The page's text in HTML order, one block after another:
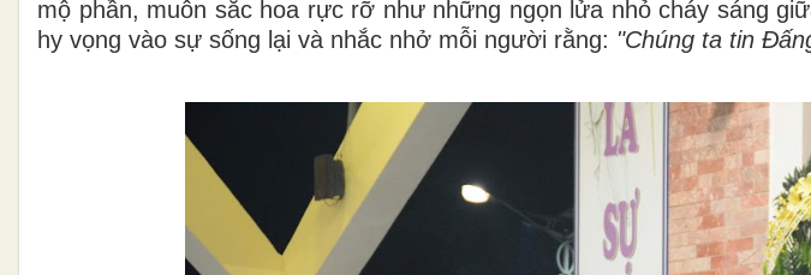
mộ phần, muôn sắc hoa rực rỡ như những ngọn lửa nhỏ cháy sáng
hy vọng vào sự sống lại và nhắc nhở mỗi người rằng: "Chúng ta tin